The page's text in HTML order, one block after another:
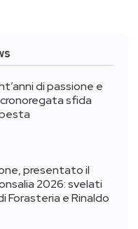
di passione e
sfida
presentato il
2026: svelati
Forasteria e Rinaldo